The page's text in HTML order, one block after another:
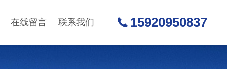
在线留言 联系我们 15920950837